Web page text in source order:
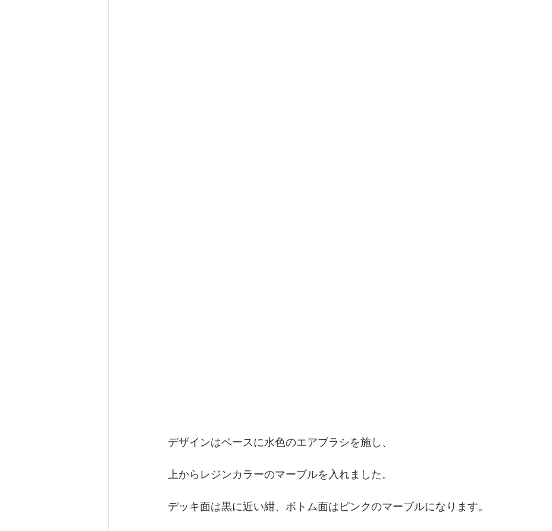
デザインはベースに水色のエアブラシを施し、
上からレジンカラーのマーブルを入れました。
デッキ面は黒に近い紺、ボトム面はピンクのマーブルになります。